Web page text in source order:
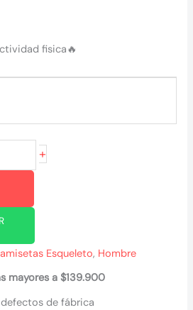
fisica🔥
+
Esqueleto, Hombre
mayores a $139.900
de fábrica